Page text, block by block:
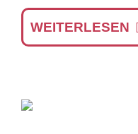
WEITERLESEN